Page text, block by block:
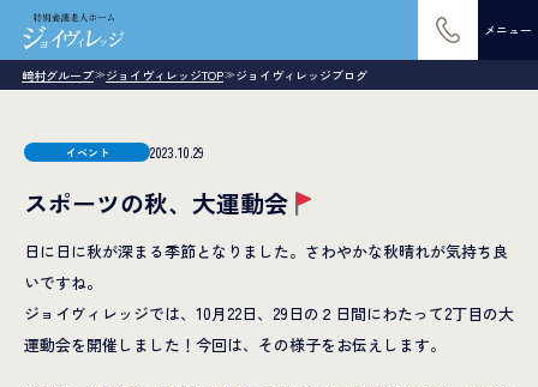
メニュー
崎村グループ≫ジョイヴィレッジTOP≫ジョイヴィレッジブログ
イベント 2023.10.29
スポーツの秋、大運動会
日に日に秋が深まる季節となりました。さわやかな秋晴れが気持ち良
いですね。
ジョイヴィレッジでは、10月22日、29日の２日間にわたって2丁目の大
運動会を開催しました！今回は、その様子をお伝えします。